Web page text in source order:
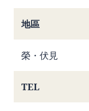
地區
榮・伏見
TEL